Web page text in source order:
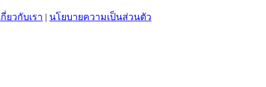
กี่ยวกับเรา | นโยบายความเป็นส่วนตัว